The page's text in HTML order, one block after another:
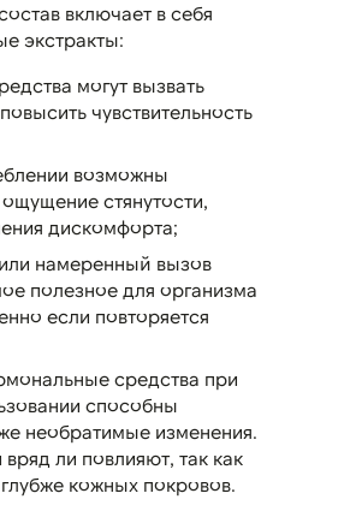
включает в себя
экстракты:
могут вызвать
чувствительность
возможны
стянутости,
дискомфорта;
намеренный вызов
полезное для организма
если повторяется
средства при
способны
необратимые изменения.
ли повлияют, так как
кожных покровов.